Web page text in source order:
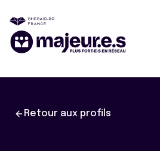
Retour aux profils